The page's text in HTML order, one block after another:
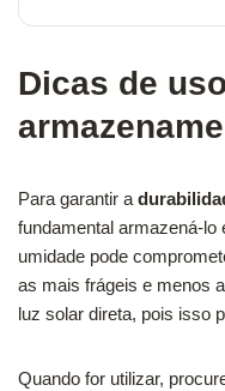
Dicas de
Para garantir a
fundamental armazená-lo
umidade pode
as mais frágeis e menos
luz solar direta, pois isso
Quando for utilizar,